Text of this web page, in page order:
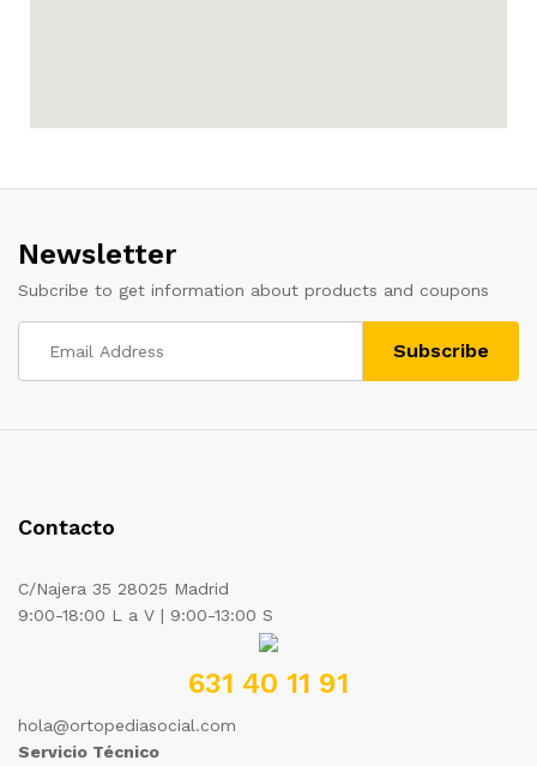
Newsletter
Subcribe to get information about products and coupons
Contacto
C/Najera 35 28025 Madrid
9:00-18:00 L a V | 9:00-13:00 S
631 40 11 91
hola@ortopediasocial.com
Servicio Técnico